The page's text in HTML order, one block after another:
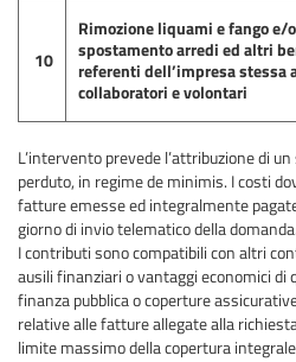
10
Rimozione liquami e fango
spostamento arredi ed altri
referenti dell’impresa stessa
collaboratori e volontari
L’intervento prevede l’attribuzione di
perduto, in regime de minimis. I costi
fatture emesse ed integralmente
giorno di invio telematico della domanda.
I contributi sono compatibili con altri
ausili finanziari o vantaggi economici di
finanza pubblica o coperture
relative alle fatture allegate alla
limite massimo della copertura